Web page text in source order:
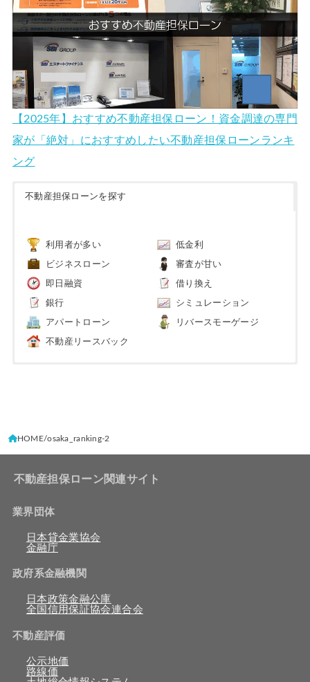
【2025年】おすすめ不動産担保ローン！資金調達の専門
家が「絶対」におすすめしたい不動産担保ローンランキ
ング
不動産担保ローンを探す
利用者が多い 低金利
ビジネスローン 審査が甘い
即日融資 借り換え
銀行 シミュレーション
アパートローン リバースモーゲージ
不動産リースバック
HOME osaka_ranking-2
不動産担保ローン関連サイト
業界団体
日本貸金業協会
金融庁
政府系金融機関
日本政策金融公庫
全国信用保証協会連合会
不動産評価
公示地価
路線価